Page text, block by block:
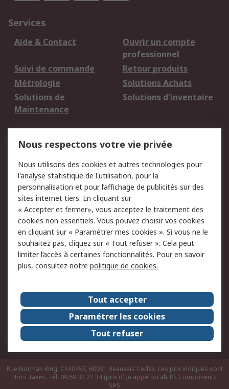
Services
Aide & Contact
Ouvrir un compte
professionnel
Suivi de commande
Retour produits
Métrologie
Solutions Achats
Solutions de
Maintenance
Solutions d'inventaire
du site
Politique de protection
des données - Mise à
jour
Sécurité des E-mails
Conditions générales
de vente
Politique anti-
corruption
Campagnes marketing
A propos de RS
A propos de RS France
Evénements
Le groupe RS Group Plc
Presse
RS dans le monde
Démarche RSE
Nous rejoindre
RS Particuliers
Rue Norman King, CS40453, 60031 Beauvais Cedex. Les prix indiqués sont
Hors Taxes. Tél: 09 69 32 22 34 (prix d'un appel local). RS Components
SAS
Nous respectons votre vie privée
Nous utilisons des cookies et autres technologies pour
l'analyse statistique de l'utilisation, pour la
personnalisation et pour l’affichage de publicités sur des
sites internet tiers. En cliquant sur
« Accepter et fermer», vous acceptez le traitement des
cookies non essentiels. Vous pouvez choisir vos cookies
en cliquant sur « Paramétrer mes cookies ». Si vous ne le
souhaitez pas, cliquez sur « Tout refuser ». Cela peut
limiter l’accès à certaines fonctionnalités. Pour en savoir
plus, consultez notre politique de cookies.
Tout accepter
Paramétrer les cookies
Tout refuser